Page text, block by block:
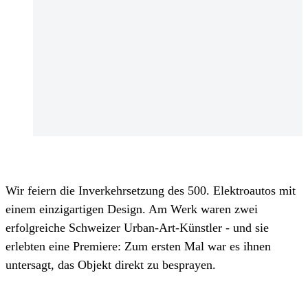
Wir feiern die Inverkehrsetzung des 500. Elektroautos mit
einem einzigartigen Design. Am Werk waren zwei
erfolgreiche Schweizer Urban-Art-Künstler - und sie
erlebten eine Premiere: Zum ersten Mal war es ihnen
untersagt, das Objekt direkt zu besprayen.